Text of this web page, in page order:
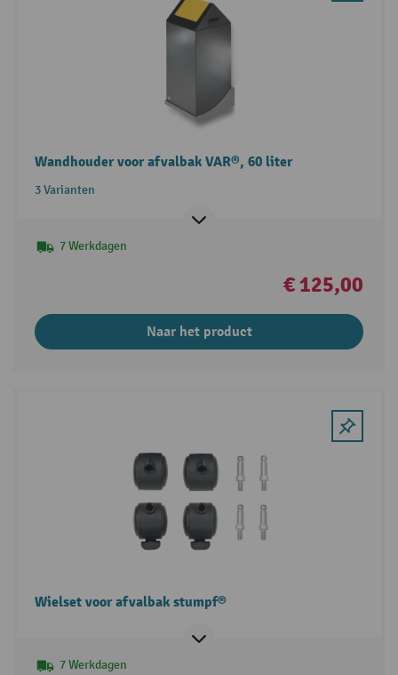
Wandhouder voor afvalbak VAR®, 60 liter
3 Varianten
7 Werkdagen
€ 125,00
Naar het product
Wielset voor afvalbak stumpf®
7 Werkdagen